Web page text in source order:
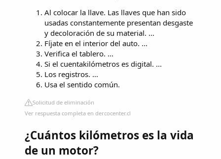
Al colocar la llave. Las llaves que han sido
usadas constantemente presentan desgaste
y decoloración de su material. ...
Fíjate en el interior del auto. ...
Verifica el tablero. ...
Si el cuentakilómetros es digital. ...
Los registros. ...
Usa el sentido común.
Solicitud de eliminación
Ver respuesta completa en dercocenter.cl
¿Cuántos kilómetros es la vida
de un motor?